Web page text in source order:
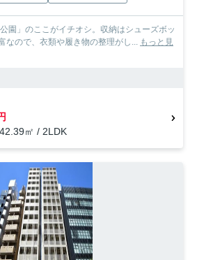
園」のここがイチオシ。収納はシューズボッ
なので、衣類や履き物の整理がし... もっと見
㎡ / 2LDK